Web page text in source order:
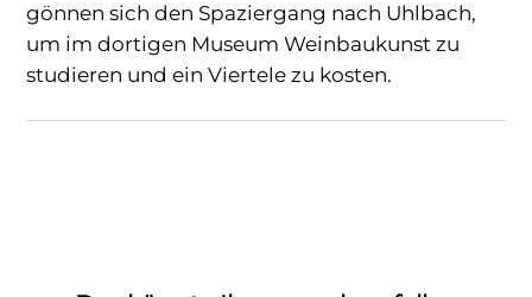
gönnen sich den Spaziergang nach Uhlbach,
um im dortigen Museum Weinbaukunst zu
studieren und ein Viertele zu kosten.